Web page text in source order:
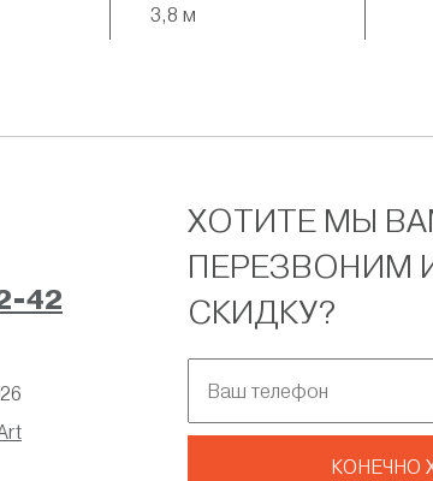
3,8 м
42
ХОТИТЕ МЫ
ПЕРЕЗВОНИМ
СКИДКУ?